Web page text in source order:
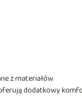
z materiałów
dodatkowy